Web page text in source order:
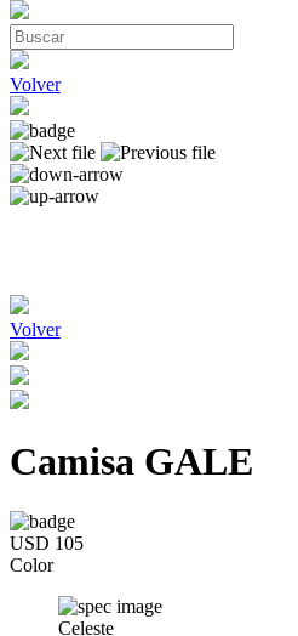
Volver
Volver
Camisa GALE
USD 105
Color
Celeste